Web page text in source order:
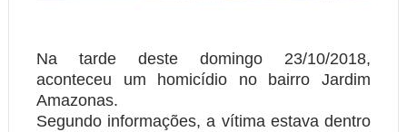
Na tarde deste domingo 23/10/2018,
aconteceu um homicídio no bairro Jardim
Amazonas.
Segundo informações, a vítima estava dentro